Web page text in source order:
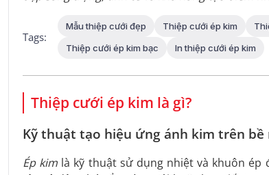
Tags:
Mẫu thiệp cưới đẹp Thiệp cưới ép kim
Thiệp cưới ép kim bạc
In thiệp cưới ép kim
Thiệp cưới ép kim là gì?
Kỹ thuật tạo hiệu ứng ánh kim trên
Ép kim là kỹ thuật sử dụng nhiệt và khuôn